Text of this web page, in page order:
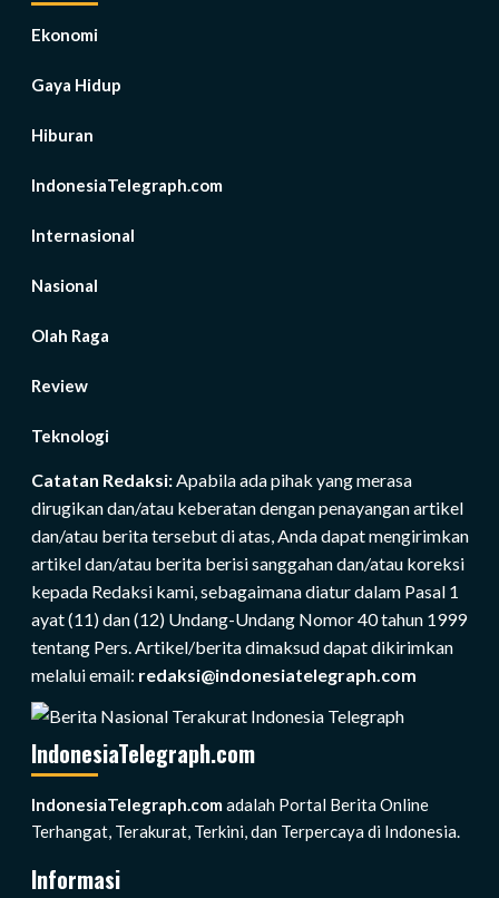
Ekonomi
Gaya Hidup
Hiburan
IndonesiaTelegraph.com
Internasional
Nasional
Olah Raga
Review
Teknologi
Catatan Redaksi:Apabila ada pihak yang merasa
dirugikan dan/atau keberatan dengan penayangan artikel
dan/atau berita tersebut di atas, Anda dapat mengirimkan
artikel dan/atau berita berisi sanggahan dan/atau koreksi
kepada Redaksi kami, sebagaimana diatur dalam Pasal 1
ayat (11) dan (12) Undang-Undang Nomor 40 tahun 1999
tentang Pers. Artikel/berita dimaksud dapat dikirimkan
melalui email: redaksi@indonesiatelegraph.com
IndonesiaTelegraph.com
IndonesiaTelegraph.com adalah Portal Berita Online
Terhangat, Terakurat, Terkini, dan Terpercaya di Indonesia.
Informasi